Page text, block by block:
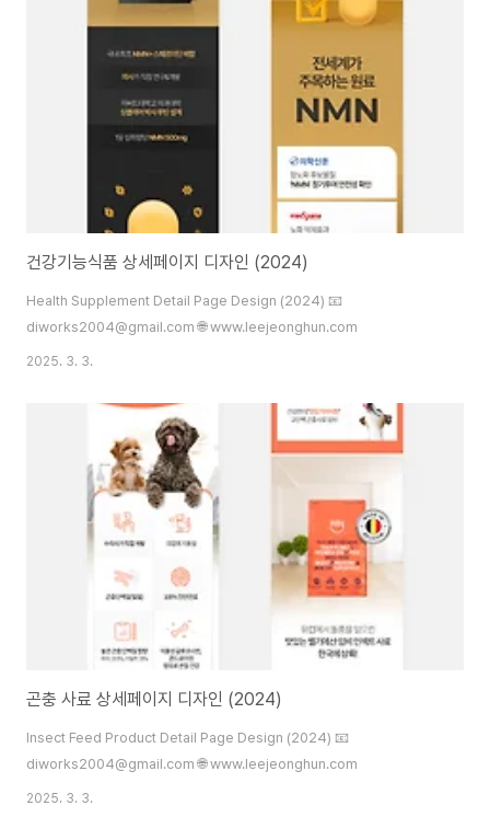
건강기능식품 상세페이지 디자인 (2024)
Health Supplement Detail Page Design (2024) 📧
diworks2004@gmail.com 🌐 www.leejeonghun.com
2025. 3. 3.
곤충 사료 상세페이지 디자인 (2024)
Insect Feed Product Detail Page Design (2024) 📧
diworks2004@gmail.com 🌐 www.leejeonghun.com
2025. 3. 3.